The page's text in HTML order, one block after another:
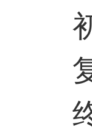
初
复
终